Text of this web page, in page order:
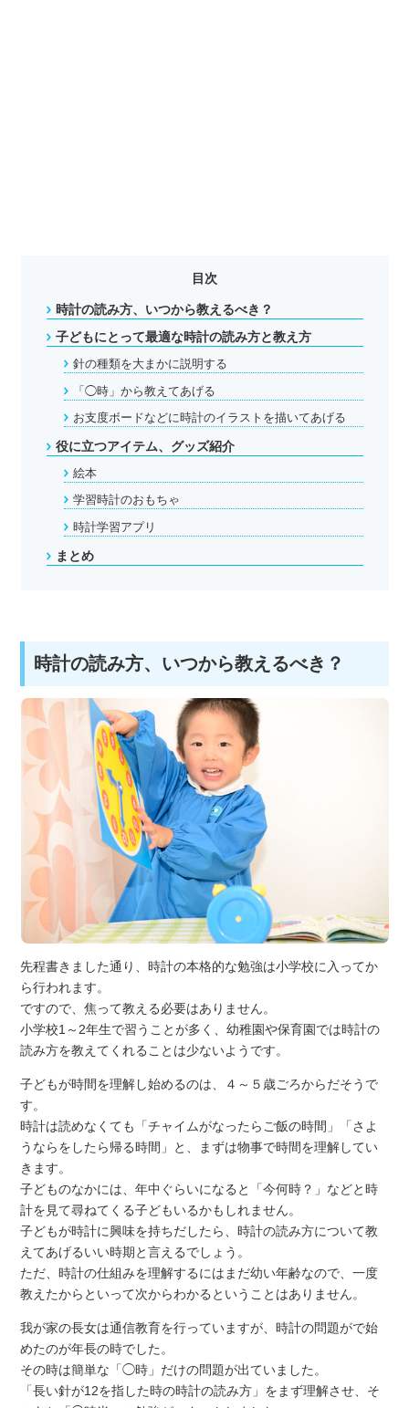
目次
時計の読み方、いつから教えるべき？
子どもにとって最適な時計の読み方と教え方
針の種類を大まかに説明する
「◯時」から教えてあげる
お支度ボードなどに時計のイラストを描いてあげる
役に立つアイテム、グッズ紹介
絵本
学習時計のおもちゃ
時計学習アプリ
まとめ
時計の読み方、いつから教えるべき？
先程書きました通り、時計の本格的な勉強は小学校に入ってか
ら行われます。
ですので、焦って教える必要はありません。
小学校1～2年生で習うことが多く、幼稚園や保育園では時計の
読み方を教えてくれることは少ないようです。
子どもが時間を理解し始めるのは、４～５歳ごろからだそうで
す。
時計は読めなくても「チャイムがなったらご飯の時間」「さよ
うならをしたら帰る時間」と、まずは物事で時間を理解してい
きます。
子どものなかには、年中ぐらいになると「今何時？」などと時
計を見て尋ねてくる子どもいるかもしれません。
子どもが時計に興味を持ちだしたら、時計の読み方について教
えてあげるいい時期と言えるでしょう。
ただ、時計の仕組みを理解するにはまだ幼い年齢なので、一度
教えたからといって次からわかるということはありません。
我が家の長女は通信教育を行っていますが、時計の問題がで始
めたのが年長の時でした。
その時は簡単な「◯時」だけの問題が出ていました。
「長い針が12を指した時の時計の読み方」をまず理解させ、そ